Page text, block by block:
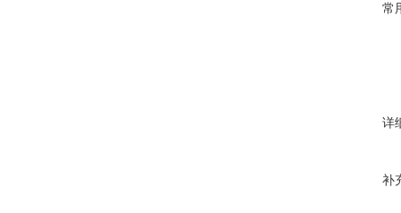
常
详
补